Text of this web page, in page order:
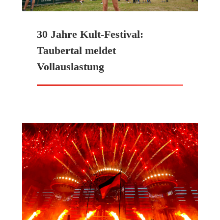
30 Jahre Kult-Festival:
Taubertal meldet
Vollauslastung